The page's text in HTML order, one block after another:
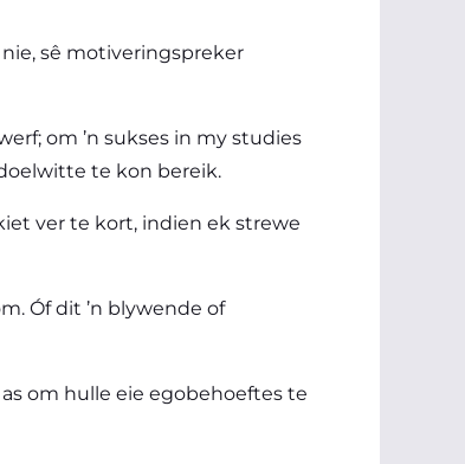
sê motiveringspreker
om ’n sukses in my studies
te kon bereik.
ver te kort, indien ek strewe
Óf dit ’n blywende of
om hulle eie egobehoeftes te